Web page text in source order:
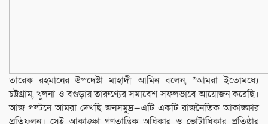
তারেক রহমানের উপদেষ্টা মাহাদী আমিন বলেন, “আমরা ইতোমধ্যে
চট্টগ্রাম, খুলনা ও বগুড়ায় তারুণ্যের সমাবেশ সফলভাবে আয়োজন করেছি।
আজ পল্টনে আমরা দেখছি জনসমুদ্র—এটি একটি রাজনৈতিক আকাঙ্ক্ষার